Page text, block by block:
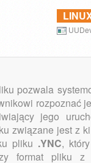
pozwala
rozpoznać
jego
związane jest z
pliku .YNC,
format pliku